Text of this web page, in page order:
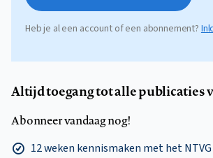
Heb je al een account of een abonnement?
Altijd toegang tot alle publicaties
Abonneer vandaag nog!
12 weken kennismaken met het NTVG